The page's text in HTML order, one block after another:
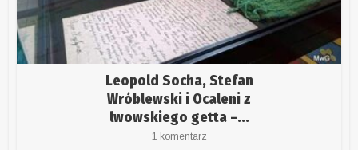
Leopold Socha, Stefan
Wróblewski i Ocaleni z
lwowskiego getta –...
1 komentarz